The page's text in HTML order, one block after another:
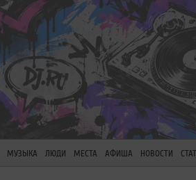
МУЗЫКА ЛЮДИ МЕСТА АФИША НОВОСТИ